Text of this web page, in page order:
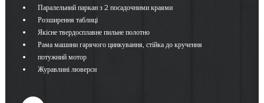
Паралельний паркан з 2 посадочними краями
Розширення таблиці
Якісне твердосплавне пильне полотно
Рама машини гарячого цинкування, стійка до кручення
потужний мотор
Журавлині люверси